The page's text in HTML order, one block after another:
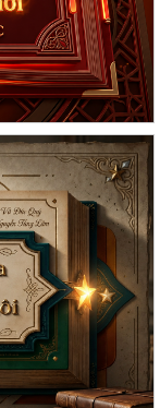
tâm Phục vụ hành
an toàn cho trẻ em,
35
tim hồng" năm 2026
bàn phường Thạch
sử dụng nguồn công